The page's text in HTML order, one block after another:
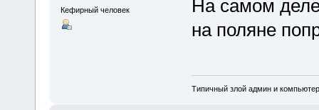
Кефирный человек
На самом
на поляне
Типичный злой админ и